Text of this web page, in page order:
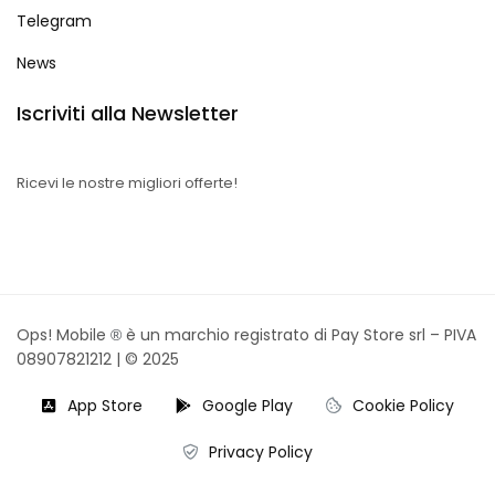
Telegram
News
Iscriviti alla Newsletter
Ricevi le nostre migliori offerte!
Ops! Mobile ® è un marchio registrato di Pay Store srl – PIVA
08907821212 | © 2025
App Store Google Play Cookie Policy
Privacy Policy